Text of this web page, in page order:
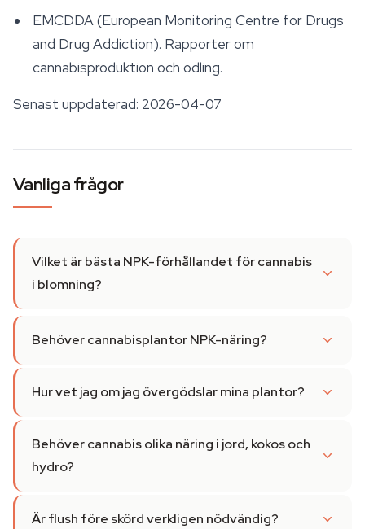
EMCDDA (European Monitoring Centre for Drugs
and Drug Addiction). Rapporter om
cannabisproduktion och odling.
Senast uppdaterad: 2026-04-07
Vanliga frågor
Vilket är bästa NPK-förhållandet för cannabis
i blomning?
Behöver cannabisplantor NPK-näring?
Hur vet jag om jag övergödslar mina plantor?
Behöver cannabis olika näring i jord, kokos och
hydro?
Är flush före skörd verkligen nödvändig?